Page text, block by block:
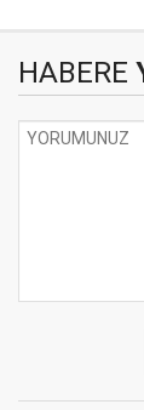
HABERE